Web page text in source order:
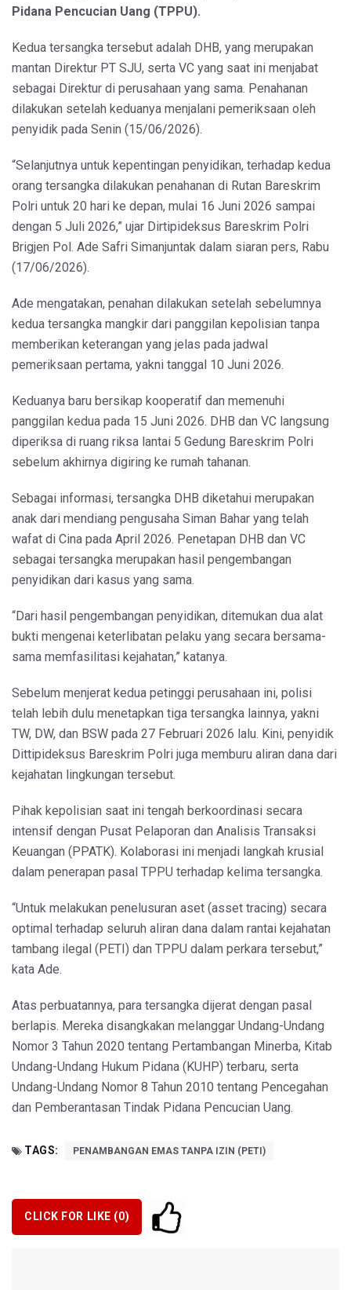
Pidana Pencucian Uang (TPPU).
Kedua tersangka tersebut adalah DHB, yang merupakan
mantan Direktur PT SJU, serta VC yang saat ini menjabat
sebagai Direktur di perusahaan yang sama. Penahanan
dilakukan setelah keduanya menjalani pemeriksaan oleh
penyidik pada Senin (15/06/2026).
“Selanjutnya untuk kepentingan penyidikan, terhadap kedua
orang tersangka dilakukan penahanan di Rutan Bareskrim
Polri untuk 20 hari ke depan, mulai 16 Juni 2026 sampai
dengan 5 Juli 2026,” ujar Dirtipideksus Bareskrim Polri
Brigjen Pol. Ade Safri Simanjuntak dalam siaran pers, Rabu
(17/06/2026).
Ade mengatakan, penahan dilakukan setelah sebelumnya
kedua tersangka mangkir dari panggilan kepolisian tanpa
memberikan keterangan yang jelas pada jadwal
pemeriksaan pertama, yakni tanggal 10 Juni 2026.
Keduanya baru bersikap kooperatif dan memenuhi
panggilan kedua pada 15 Juni 2026. DHB dan VC langsung
diperiksa di ruang riksa lantai 5 Gedung Bareskrim Polri
sebelum akhirnya digiring ke rumah tahanan.
Sebagai informasi, tersangka DHB diketahui merupakan
anak dari mendiang pengusaha Siman Bahar yang telah
wafat di Cina pada April 2026. Penetapan DHB dan VC
sebagai tersangka merupakan hasil pengembangan
penyidikan dari kasus yang sama.
“Dari hasil pengembangan penyidikan, ditemukan dua alat
bukti mengenai keterlibatan pelaku yang secara bersama-
sama memfasilitasi kejahatan,” katanya.
Sebelum menjerat kedua petinggi perusahaan ini, polisi
telah lebih dulu menetapkan tiga tersangka lainnya, yakni
TW, DW, dan BSW pada 27 Februari 2026 lalu. Kini, penyidik
Dittipideksus Bareskrim Polri juga memburu aliran dana dari
kejahatan lingkungan tersebut.
Pihak kepolisian saat ini tengah berkoordinasi secara
intensif dengan Pusat Pelaporan dan Analisis Transaksi
Keuangan (PPATK). Kolaborasi ini menjadi langkah krusial
dalam penerapan pasal TPPU terhadap kelima tersangka.
“Untuk melakukan penelusuran aset (asset tracing) secara
optimal terhadap seluruh aliran dana dalam rantai kejahatan
tambang ilegal (PETI) dan TPPU dalam perkara tersebut,”
kata Ade.
Atas perbuatannya, para tersangka dijerat dengan pasal
berlapis. Mereka disangkakan melanggar Undang-Undang
Nomor 3 Tahun 2020 tentang Pertambangan Minerba, Kitab
Undang-Undang Hukum Pidana (KUHP) terbaru, serta
Undang-Undang Nomor 8 Tahun 2010 tentang Pencegahan
dan Pemberantasan Tindak Pidana Pencucian Uang.
TAGS: PENAMBANGAN EMAS TANPA IZIN (PETI)
CLICK FOR LIKE (0)